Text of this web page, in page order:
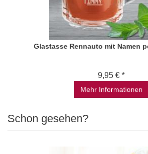
Glastasse Rennauto mit Namen
9,95 € *
Mehr Informationen
Schon gesehen?